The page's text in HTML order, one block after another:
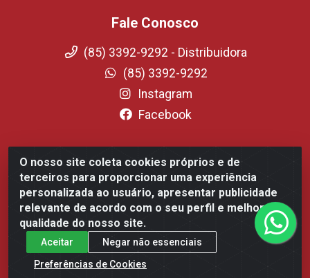
O nosso site coleta cookies próprios e de
terceiros para proporcionar uma experiência
personalizada ao usuário, apresentar publicidade
relevante de acordo com o seu perfil e melhorar a
qualidade do nosso site.
Aceitar
Negar não essenciais
Preferências de Cookies
Fale Conosco
(85) 3392-9292 - Distribuidora
(85) 3392-9292
Instagram
Facebook
Fortali Distribuidora de Alimentos LTDA - Avenida Tomaz
Coelho, 1268 - Messejana, Fortaleza/CE - CEP 60.863-254-
CNPJ 09.317.318.0001-75